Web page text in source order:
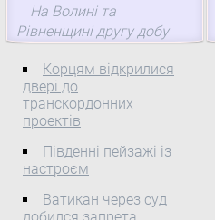
2.2.1, 2.2.2 протоколу №
14) і перерахування
коштів Відповідно до
Закону України "Про
електроенергетику" (
575/97-ВР ), Указу
Президента України від
23.11.2011 № 1059 (
1059/2011 ) "Про
здійснює державне
На Волині та
Рівненщині другу добу
втік з Маневицької
в'язниці.
Корцям відкрилися
двері до
транскордонних
проектів
Південні пейзажі із
настроєм
Ватикан через суд